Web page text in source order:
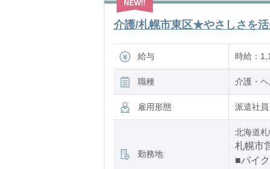
介護/札幌市東区★やさしさを
給与 時給：
職種 介護・
雇用形態 派遣社員
勤務地
北海道
札幌市
■バイ